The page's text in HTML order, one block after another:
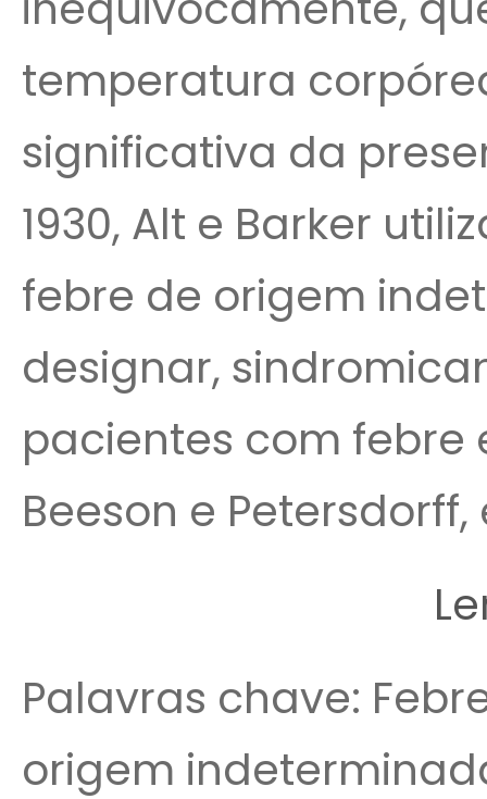
temperatura
significativa da
1930, Alt e Barker
febre de origem
designar,
pacientes com febre
Beeson e Petersdorff,
Palavras chave:
origem